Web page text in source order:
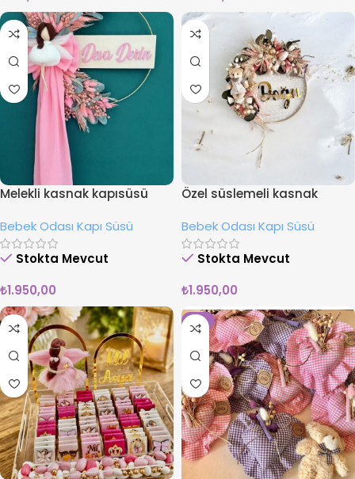
Melekli kasnak kapısüsü
Bebek Odası Kapı Süsü
Stokta Mevcut
₺1.950,00
Özel süslemeli kasnak
Bebek Odası Kapı Süsü
Stokta Mevcut
₺1.950,00
-8%